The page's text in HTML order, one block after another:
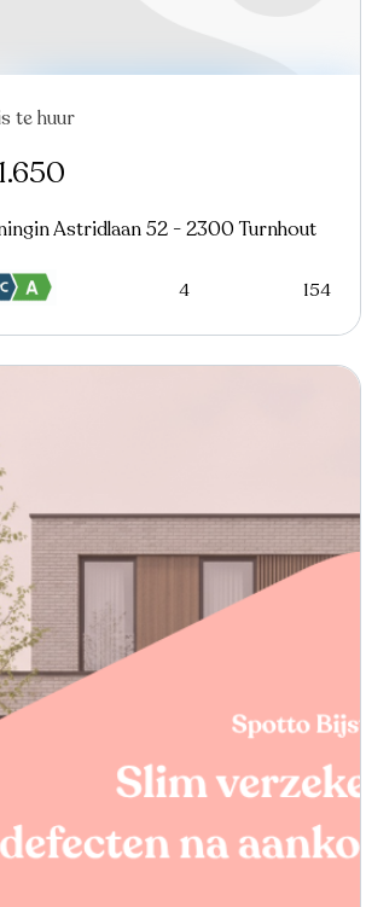
optie
te huur
Astridlaan 52 - 2300 Turnhout
4 154